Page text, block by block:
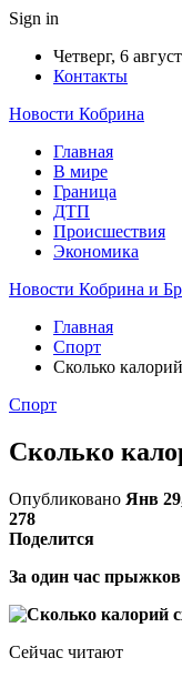
Sign in
Четверг, 6
Контакты
Новости Кобрина
Главная
В мире
Граница
ДТП
Происшествия
Экономика
Новости Кобрина и
Главная
Спорт
Сколько
Спорт
Сколько
Опубликовано Янв
278
Поделится
За один час прыжков
Сейчас читают